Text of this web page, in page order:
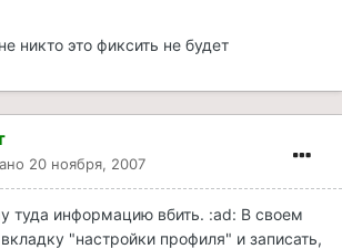
никто это фиксить не будет
20 ноября, 2007
туда информацию вбить. :ad: В своем
"настройки профиля" и записать,